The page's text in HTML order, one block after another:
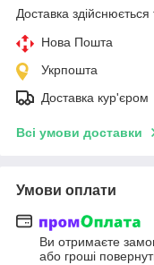
Доставка здійснюється
Нова Пошта
Укрпошта
Доставка кур'єром
Всі умови доставки
Умови оплати
Ви отримаєте
або гроші